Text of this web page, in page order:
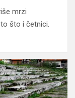
mrzi
što i četnici.